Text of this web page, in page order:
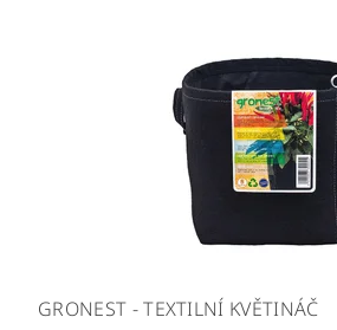
GRONEST - TEXTILNÍ KVĚTINÁČ